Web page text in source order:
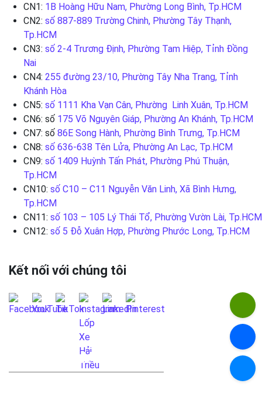
CN1: 1B Hoàng Hữu Nam, Phường Long Bình, Tp.HCM
CN2: số 887-889 Trường Chinh, Phường Tây Thạnh,
Tp.HCM
CN3: số 2-4 Trương Định, Phường Tam Hiệp, Tỉnh Đồng
Nai
CN4: 255 đường 23/10, Phường Tây Nha Trang, Tỉnh
Khánh Hòa
CN5: số 1111 Kha Vạn Cân, Phường Linh Xuân, Tp.HCM
CN6: số 175 Võ Nguyên Giáp, Phường An Khánh, Tp.HCM
CN7: số 86E Song Hành, Phường Bình Trưng, Tp.HCM
CN8: số 636-638 Tên Lửa, Phường An Lạc, Tp.HCM
CN9: số 1409 Huỳnh Tấn Phát, Phường Phú Thuận,
Tp.HCM
CN10: số C10 – C11 Nguyễn Văn Linh, Xã Bình Hưng,
Tp.HCM
CN11: số 103 – 105 Lý Thái Tổ, Phường Vườn Lài, Tp.HCM
CN12: số 5 Đỗ Xuân Hợp, Phường Phước Long, Tp.HCM
Kết nối với chúng tôi
LIÊN HỆ QUA FANPAGE